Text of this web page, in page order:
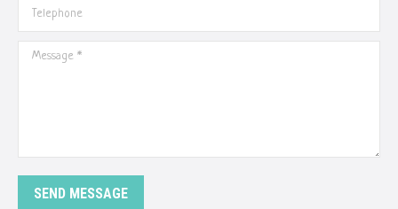
Telephone
Message *
SEND MESSAGE